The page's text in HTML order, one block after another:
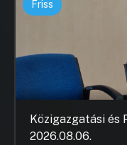
Friss
Közigazgatási és
2026.08.06.